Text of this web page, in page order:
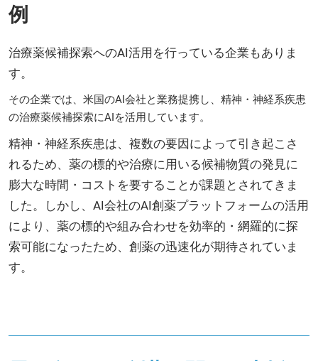
例
治療薬候補探索へのAI活用を行っている企業もありま
す。
その企業では、米国のAI会社と業務提携し、精神・神経系疾患
の治療薬候補探索にAIを活用しています。
精神・神経系疾患は、複数の要因によって引き起こさ
れるため、薬の標的や治療に用いる候補物質の発見に
膨大な時間・コストを要することが課題とされてきま
した。しかし、AI会社のAI創薬プラットフォームの活用
により、薬の標的や組み合わせを効率的・網羅的に探
索可能になったため、創薬の迅速化が期待されていま
す。